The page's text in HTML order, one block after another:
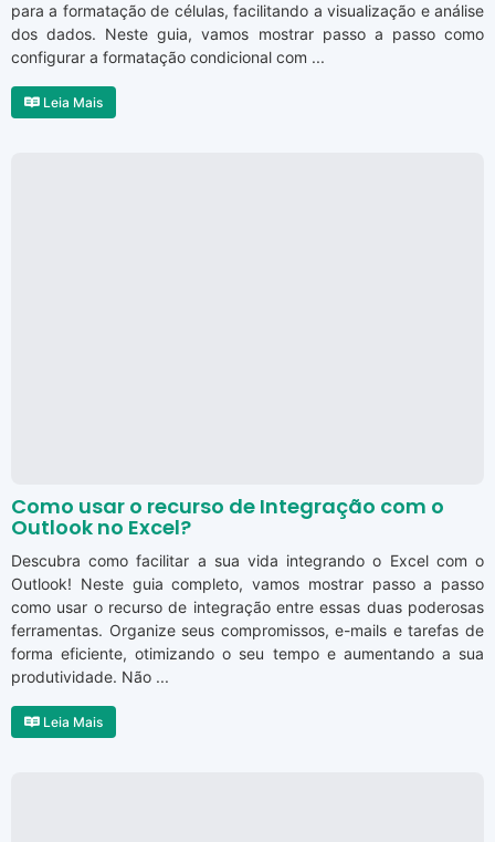
para a formatação de células, facilitando a visualização e análise
dos dados. Neste guia, vamos mostrar passo a passo como
configurar a formatação condicional com ...
Leia Mais
Como usar o recurso de Integração com o
Outlook no Excel?
Descubra como facilitar a sua vida integrando o Excel com o
Outlook! Neste guia completo, vamos mostrar passo a passo
como usar o recurso de integração entre essas duas poderosas
ferramentas. Organize seus compromissos, e-mails e tarefas de
forma eficiente, otimizando o seu tempo e aumentando a sua
produtividade. Não ...
Leia Mais